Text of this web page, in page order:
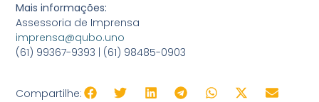
Mais informações:
Assessoria de Imprensa
imprensa@qubo.uno
(61) 99367-9393 | (61) 98485-0903
Compartilhe: